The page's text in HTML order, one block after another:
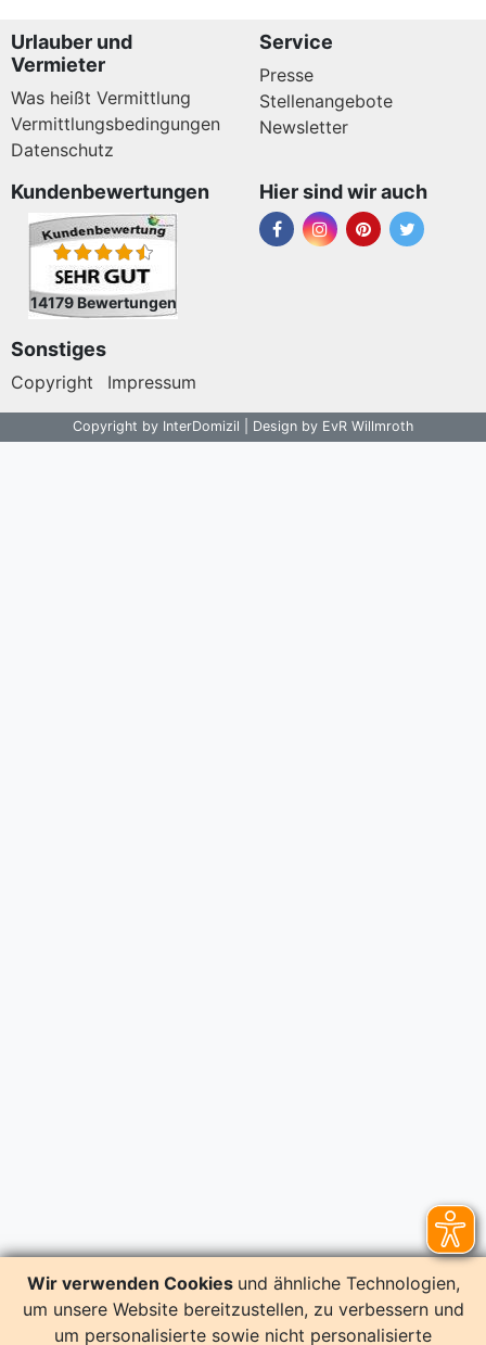
Urlauber und
Vermieter
Was heißt Vermittlung
Vermittlungsbedingungen
Datenschutz
Service
Presse
Stellenangebote
Newsletter
Kundenbewertungen
14179 Bewertungen
Hier sind wir auch
Sonstiges
Copyright Impressum
Copyright by InterDomizil | Design by EvR Willmroth
Wir verwenden Cookies und ähnliche Technologien,
um unsere Website bereitzustellen, zu verbessern und
um personalisierte sowie nicht personalisierte